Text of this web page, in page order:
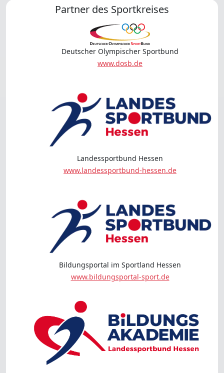
Partner des Sportkreises
Deutscher Olympischer Sportbund
www.dosb.de
Landessportbund Hessen
www.landessportbund-hessen.de
Bildungsportal im Sportland Hessen
www.bildungsportal-sport.de